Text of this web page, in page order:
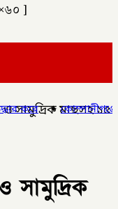
]
জুলাই গনঅভ্যুত্থান
ও সামুদ্রিক মাছসহ ১৫
সামুদ্রিক